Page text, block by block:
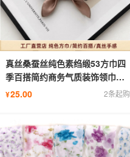
真丝桑蚕丝纯色素绉缎53方巾四
季百搭简约商务气质装饰领巾丝
巾女
¥25.00 2条起购